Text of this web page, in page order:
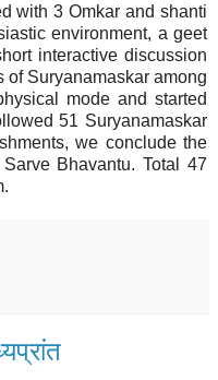
with 3 Omkar and shanti
environment, a geet
interactive discussion
of Suryanamaskar among
mode and started
51 Suryanamaskar
we conclude the
Bhavantu. Total 47